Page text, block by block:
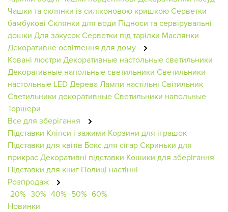
Чашки та склянки із силіконовою кришкоюСерветки
бамбукові Склянки для води Підноси та сервірувальні
дошки Для закусокСерветки під тарілки Маслянки
Декоративне освітлення для дому
Ковані люстри Декоративные настольные светильники
Декоративные напольные светильники Светильники
настольные LED ДереваЛампи настільні Світильник
Светильники декоративныеСветильники напольные
Торшери
Все для зберігання
Підставки Кліпси і зажими Корзини для іграшок
Підставки для квітів Бокс для сігарСкриньки для
прикрасДекоративні підставки Кошики для зберігання
Підставки для книг Полиці настінні
Розпродаж
-20%-30%-40%-50%-60%
Новинки